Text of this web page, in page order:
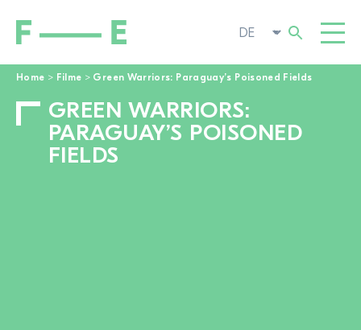
Home > Filme > Green Warriors: Paraguay’s Poisoned Fields
GREEN WARRIORS:
PARAGUAY’S POISONED
FIELDS
FILME
FESTIVAL
Suchen
nach: